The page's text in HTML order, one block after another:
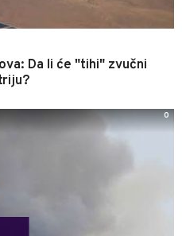
Da li će "tihi" zvučni
0